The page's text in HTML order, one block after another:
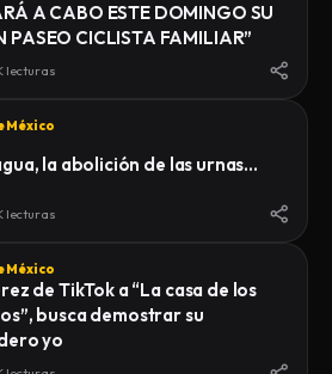
A CABO ESTE DOMINGO SU
PASEO CICLISTA FAMILIAR”
lecturas
México
la abolición de las urnas…
lecturas
México
de TikTok a “La casa de los
busca demostrar su
yo